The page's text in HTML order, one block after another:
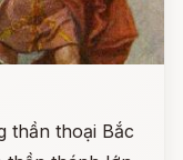
thần thoại Bắc